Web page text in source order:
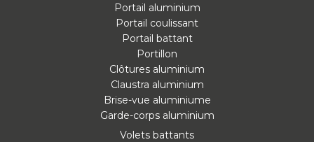
Portail aluminium
Portail coulissant
Portail battant
Portillon
Clôtures aluminium
Claustra aluminium
Brise-vue aluminiume
Garde-corps aluminium
Volets battants